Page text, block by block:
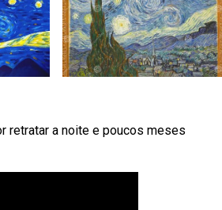
retratar a noite e poucos meses